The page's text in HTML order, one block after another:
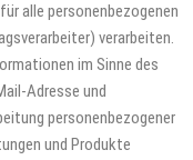
alle personenbezogenen
verarbeiten.
im Sinne des
Adresse und
personenbezogener
und Produkte